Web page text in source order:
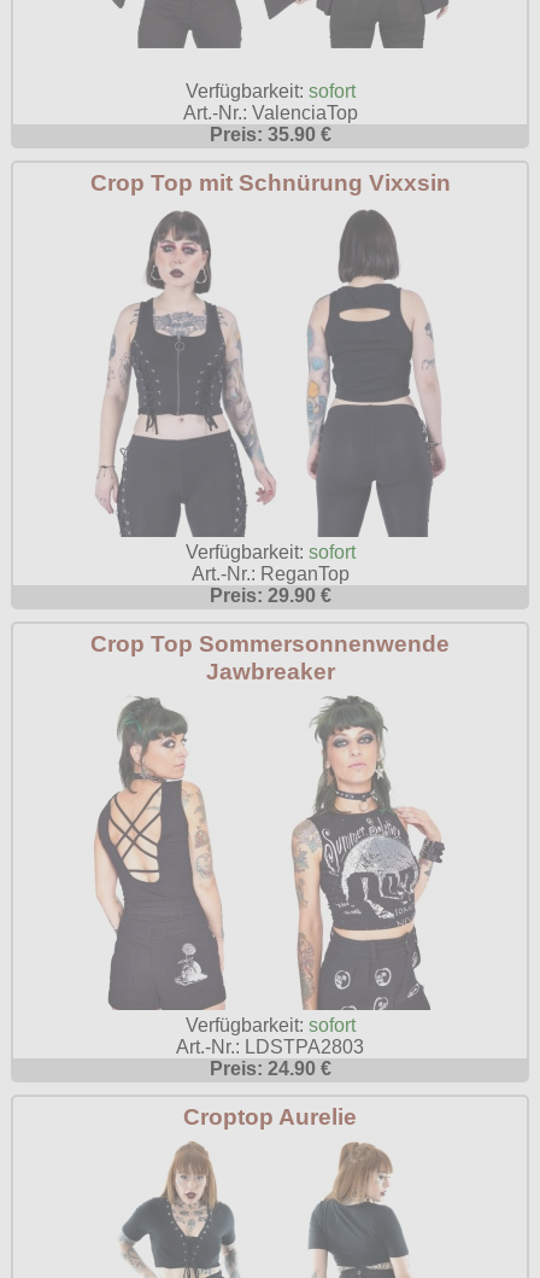
Verfügbarkeit: sofort
Art.-Nr.: ValenciaTop
Preis: 35.90 €
Crop Top mit Schnürung Vixxsin
Verfügbarkeit: sofort
Art.-Nr.: ReganTop
Preis: 29.90 €
Crop Top Sommersonnenwende
Jawbreaker
Verfügbarkeit: sofort
Art.-Nr.: LDSTPA2803
Preis: 24.90 €
Croptop Aurelie